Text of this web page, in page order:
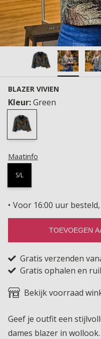
BLAZER VIVIEN
Kleur:Green
Maatinfo
S/L
Voor 16:00 uur
TOEVOEGEN
Gratis verzenden
Gratis ophalen en
Bekijk voorraad
Geef je outfit een
dames blazer in